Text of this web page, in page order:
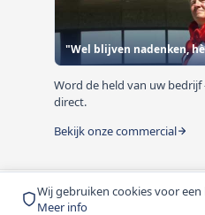
Wij gebruiken cookies voor
Meer info
"Wel blijven nadenken,
Word de held van uw
direct.
Bekijk onze commercial
© 1999-2026 Beat-it.nl.